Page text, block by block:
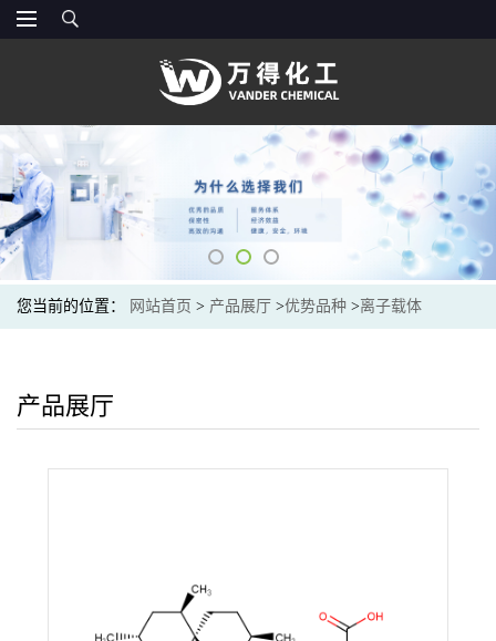
您当前的位置： 网站首页 > 产品展厅 >优势品种 >离子载体
产品展厅